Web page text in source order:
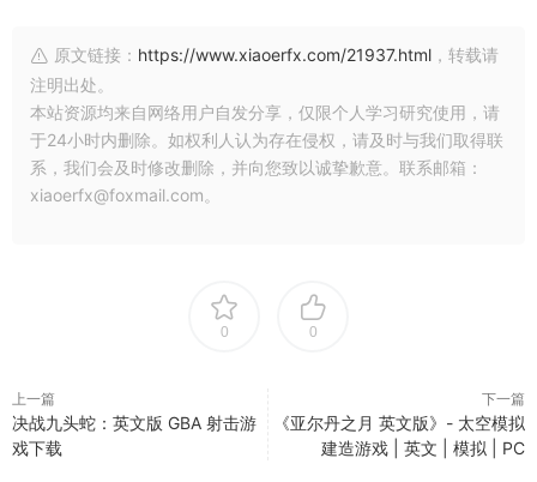
原文链接： https://www.xiaoerfx.com/21937.html ，转载请
注明出处。
本站资源均来自网络用户自发分享，仅限个人学习研究使用，请
于24小时内删除。如权利人认为存在侵权，请及时与我们取得联
系，我们会及时修改删除，并向您致以诚挚歉意。联系邮箱：
xiaoerfx@foxmail.com。
0 0
上一篇
决战九头蛇：英文版 GBA 射击游
戏下载
下一篇
《亚尔丹之月 英文版》- 太空模拟
建造游戏 | 英文 | 模拟 | PC